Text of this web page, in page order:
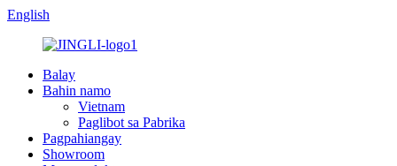
English
Balay
Bahin namo
Vietnam
Paglibot sa Pabrika
Pagpahiangay
Showroom